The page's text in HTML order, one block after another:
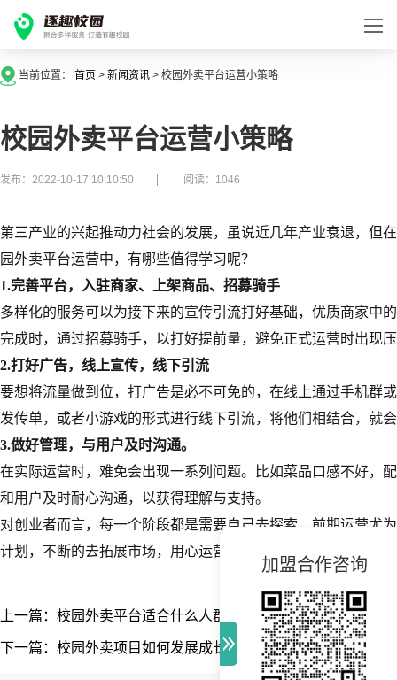
加盟合作咨询
当前位置： 首页 > 新闻资讯 > 校园外卖平台运营小策略
校园外卖平台运营小策略
发布：2022-10-17 10:10:50 阅读：1046
第三产业的兴起推动力社会的发展，虽说近几年产业衰退，但
园外卖平台运营中，有哪些值得学习呢？
1.完善平台，入驻商家、上架商品、招募骑手
多样化的服务可以为接下来的宣传引流打好基础，优质商家中
完成时，通过招募骑手，以打好提前量，避免正式运营时出现
2.打好广告，线上宣传，线下引流
要想将流量做到位，打广告是必不可免的，在线上通过手机群
发传单，或者小游戏的形式进行线下引流，将他们相结合，就
3.做好管理，与用户及时沟通。
在实际运营时，难免会出现一系列问题。比如菜品口感不好，
和用户及时耐心沟通，以获得理解与支持。
对创业者而言，每一个阶段都是需要自己去探索，前期运营尤
计划，不断的去拓展市场，用心运营，做好服务，才能占地为
上一篇：校园外卖平台适合什么人群去做
下一篇：校园外卖项目如何发展成长久生意